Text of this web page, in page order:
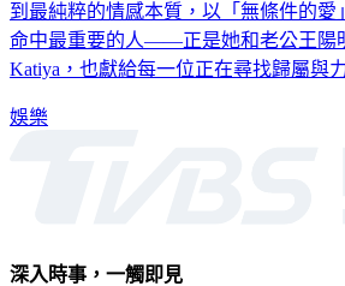
到最純粹的情感本質，以「無條件的愛
命中最重要的人——正是她和老公王陽
Katiya，也獻給每一位正在尋找歸屬與
娛樂
深入時事，一觸即見